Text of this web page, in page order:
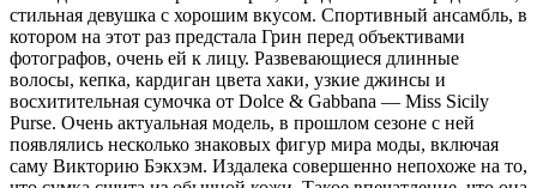
стильная девушка с хорошим вкусом. Спортивный ансамбль, в
котором на этот раз предстала Грин перед объективами
фотографов, очень ей к лицу. Развевающиеся длинные
волосы, кепка, кардиган цвета хаки, узкие джинсы и
восхитительная сумочка от Dolce & Gabbana — Miss Sicily
Purse. Очень актуальная модель, в прошлом сезоне с ней
появлялись несколько знаковых фигур мира моды, включая
саму Викторию Бэкхэм. Издалека совершенно непохоже на то,